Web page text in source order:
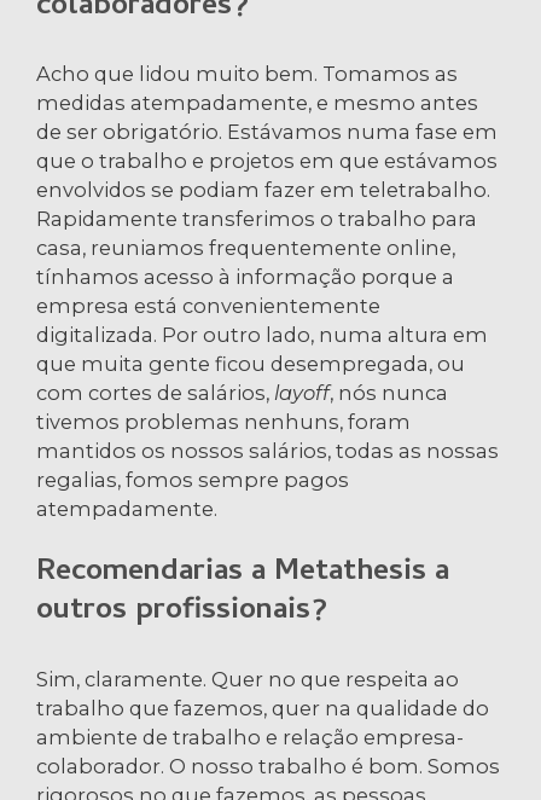
Acho que lidou muito bem. Tomamos as
medidas atempadamente, e mesmo antes
de ser obrigatório. Estávamos numa fase em
que o trabalho e projetos em que estávamos
envolvidos se podiam fazer em teletrabalho.
Rapidamente transferimos o trabalho para
casa, reuniamos frequentemente online,
tínhamos acesso à informação porque a
empresa está convenientemente
digitalizada. Por outro lado, numa altura em
que muita gente ficou desempregada, ou
com cortes de salários, layoff, nós nunca
tivemos problemas nenhuns, foram
mantidos os nossos salários, todas as nossas
regalias, fomos sempre pagos
atempadamente.
Recomendarias a Metathesis a
outros profissionais?
Sim, claramente. Quer no que respeita ao
trabalho que fazemos, quer na qualidade do
ambiente de trabalho e relação empresa-
colaborador. O nosso trabalho é bom. Somos
rigorosos no que fazemos, as pessoas